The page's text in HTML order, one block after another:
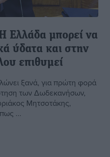
Ελλάδα μπορεί να
ύδατα και στην
επιθυμεί
ξανά, για πρώτη φορά
των Δωδεκανήσων,
Μητσοτάκης,
...